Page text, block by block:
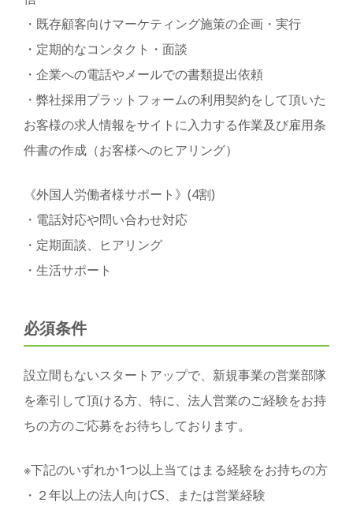
・既存顧客向けマーケティング施策の企画・実行
・定期的なコンタクト・面談
・企業への電話やメールでの書類提出依頼
・弊社採用プラットフォームの利用契約をして頂いた
お客様の求人情報をサイトに入力する作業及び雇用条
件書の作成（お客様へのヒアリング）
《外国人労働者様サポート》(4割)
・電話対応や問い合わせ対応
・定期面談、ヒアリング
・生活サポート
必須条件
設立間もないスタートアップで、新規事業の営業部隊
を牽引して頂ける方、特に、法人営業のご経験をお持
ちの方のご応募をお待ちしております。
※下記のいずれか1つ以上当てはまる経験をお持ちの方
・２年以上の法人向けCS、または営業経験